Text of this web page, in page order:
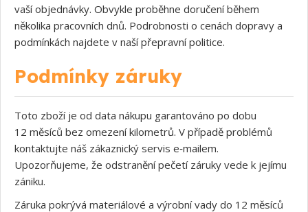
vaší objednávky. Obvykle proběhne doručení během
několika pracovních dnů. Podrobnosti o cenách dopravy a
podmínkách najdete v naší přepravní politice.
Podmínky záruky
Toto zboží je od data nákupu garantováno po dobu
12 měsíců bez omezení kilometrů. V případě problémů
kontaktujte náš zákaznický servis e‑mailem.
Upozorňujeme, že odstranění pečetí záruky vede k jejímu
zániku.
Záruka pokrývá materiálové a výrobní vady do 12 měsíců